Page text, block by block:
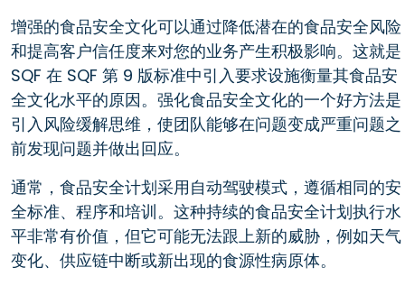
增强的食品安全文化可以通过降低潜在的食品安全风险
和提高客户信任度来对您的业务产生积极影响。这就是
SQF 在 SQF 第 9 版标准中引入要求设施衡量其食品安
全文化水平的原因。强化食品安全文化的一个好方法是
引入风险缓解思维，使团队能够在问题变成严重问题之
前发现问题并做出回应。
通常，食品安全计划采用自动驾驶模式，遵循相同的安
全标准、程序和培训。这种持续的食品安全计划执行水
平非常有价值，但它可能无法跟上新的威胁，例如天气
变化、供应链中断或新出现的食源性病原体。